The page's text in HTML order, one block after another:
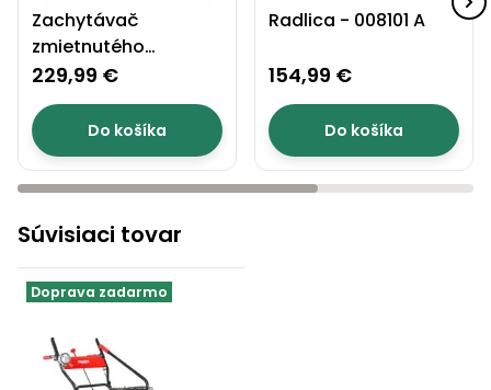
Zachytávač
zmietnutého
materiálu pre HECHT
8101 - 008101 B
229,99 €
Do košíka
Radlica - 008101 A
154,99 €
Do košíka
Súvisiaci tovar
Doprava zadarmo